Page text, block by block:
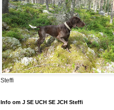
Steffi
Info om J SE UCH SE JCH Steffi